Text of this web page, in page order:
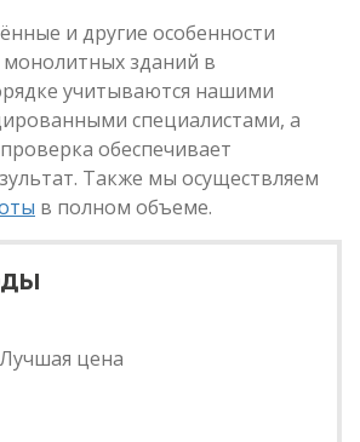
и другие особенности
зданий в
учитываются нашими
специалистами, а
обеспечивает
Также мы осуществляем
в полном объеме.
Лучшая цена